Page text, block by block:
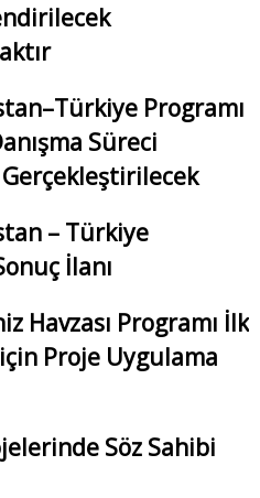
Programı
Süreci
Gerçekleştirilecek
– Türkiye
İlanı
Havzası Programı İlk
için Proje Uygulama
Söz Sahibi